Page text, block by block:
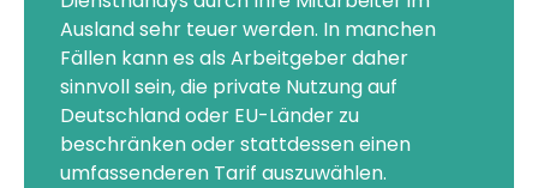
Ausland sehr teuer werden. In manchen
Fällen kann es als Arbeitgeber daher
sinnvoll sein, die private Nutzung auf
Deutschland oder EU-Länder zu
beschränken oder stattdessen einen
umfassenderen Tarif auszuwählen.